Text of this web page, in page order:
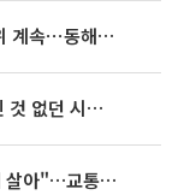
[내일 날씨] 폭염 한풀 꺾여도 무더위 계속⋯동해안 이틀 연속 비
임영웅, 어느덧 데뷔 10주년⋯"가진 것 없던 시절, 내 앞엔 20명의 팬뿐"
'굿 윌 헌팅' 배우 "기아 EV2 덕분에 살아"…교통사고 후 안전성 극찬